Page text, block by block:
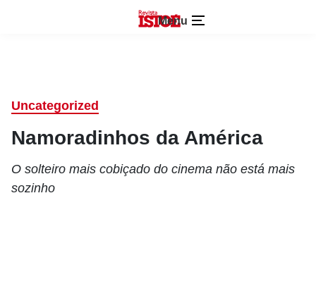
Menu
Uncategorized
Namoradinhos da América
O solteiro mais cobiçado do cinema não está mais
sozinho